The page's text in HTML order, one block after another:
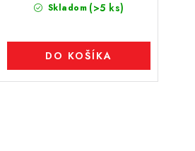
Skladom (>5 ks)
DO KOŠÍKA